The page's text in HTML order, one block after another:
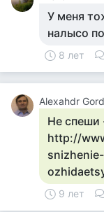
У меня
налысо
8 лет
Alexahdr
Не
http://
9 лет